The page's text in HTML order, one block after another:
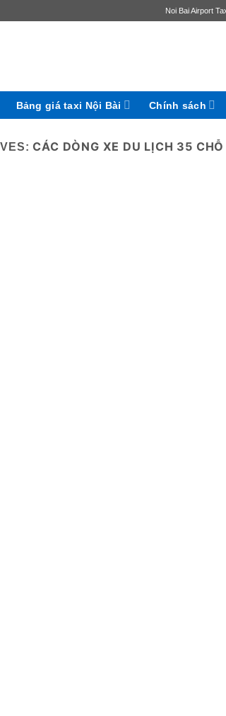
Noi Bai Airport
Bảng giá taxi Nội Bài Chính sách
CÁC DÒNG XE DU LỊCH 35